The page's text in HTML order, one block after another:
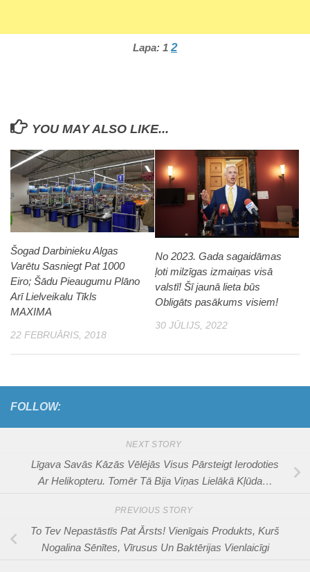
Lapa: 1 2
YOU MAY ALSO LIKE...
Šogad Darbinieku Algas
Varētu Sasniegt Pat 1000
Eiro; Šādu Pieaugumu Plāno
Arī Lielveikalu Tīkls
MAXIMA
22 FEBRUĀRIS, 2018
No 2023. Gada sagaidāmas
ļoti milzīgas izmaiņas visā
valstī! Šī jaunā lieta būs
Obligāts pasākums visiem!
30 JŪLIJS, 2022
FOLLOW:
NEXT STORY
Līgava Savās Kāzās Vēlējās Visus Pārsteigt Ierodoties
Ar Helikopteru. Tomēr Tā Bija Viņas Lielākā Kļūda…
PREVIOUS STORY
To Tev Nepastāstīs Pat Ārsts! Vienīgais Produkts, Kurš
Nogalina Sēnītes, Vīrusus Un Baktērijas Vienlaicīgi